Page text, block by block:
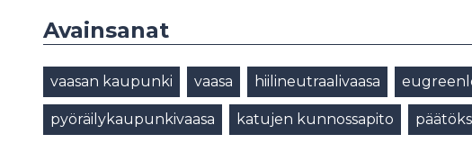
Avainsanat
vaasan kaupunki vaasa hiilineutraalivaasa
pyöräilykaupunkivaasa katujen kunnossapito